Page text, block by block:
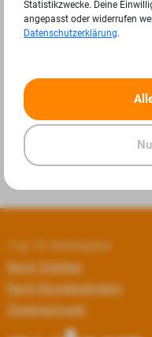
Top 10 Arbeitgeber
Nach Städten
Nach Bundesländern
Österreichweit
Statistikzwecke. Deine
angepasst oder widerrufen
Datenschutzerklärung.